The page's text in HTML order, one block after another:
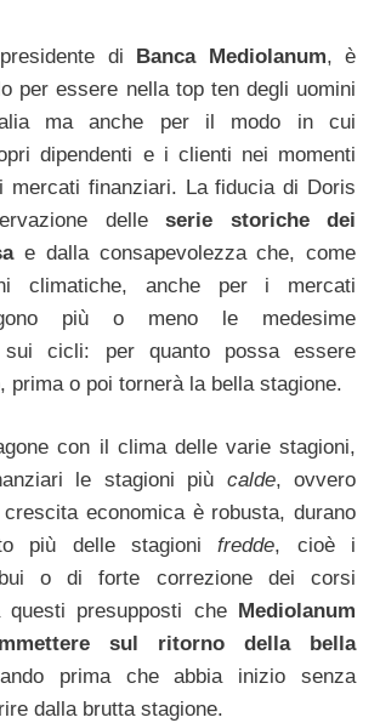
di Banca Mediolanum, è
per essere nella top ten degli uomini
ma anche per il modo in cui
dipendenti e i clienti nei momenti
mercati finanziari. La fiducia di Doris
delleserie storiche dei
e dalla consapevolezza che, come
climatiche, anche per i mercati
più o meno le medesime
sui cicli: per quanto possa essere
prima o poi tornerà la bella stagione.
con il clima delle varie stagioni,
le stagioni più calde, ovvero
economica è robusta, durano
più delle stagionifredde, cioè i
o di forte correzione dei corsi
questi presupposti che
Mediolanum
sul ritorno della bella
prima che abbia inizio senza
dalla brutta stagione.